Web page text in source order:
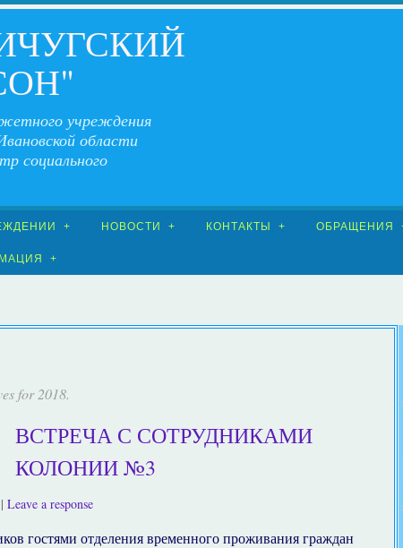
учреждения
области
социального
НОВОСТИ КОНТАКТЫ ОБРАЩЕНИЯ
for 2018.
ВСТРЕЧА С СОТРУДНИКАМИ
КОЛОНИИ №3
Leave a response
гостями отделения временного проживания граждан